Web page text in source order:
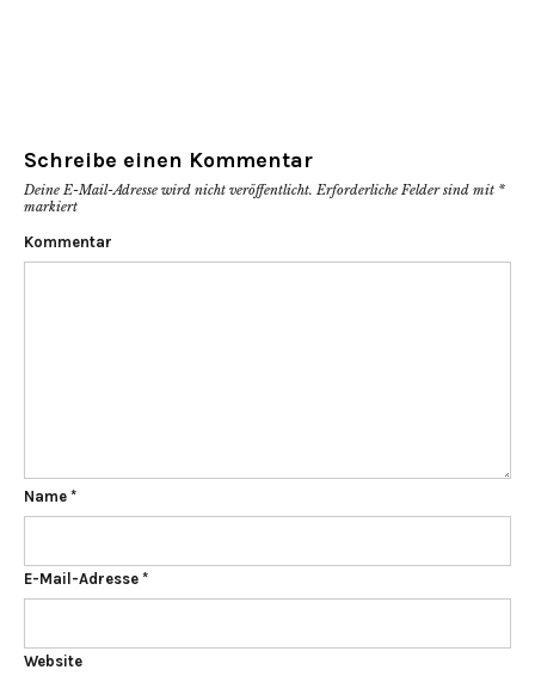
Schreibe einen Kommentar
Deine E-Mail-Adresse wird nicht veröffentlicht. Erforderliche Felder sind mit *
markiert
Kommentar
Name *
E-Mail-Adresse *
Website